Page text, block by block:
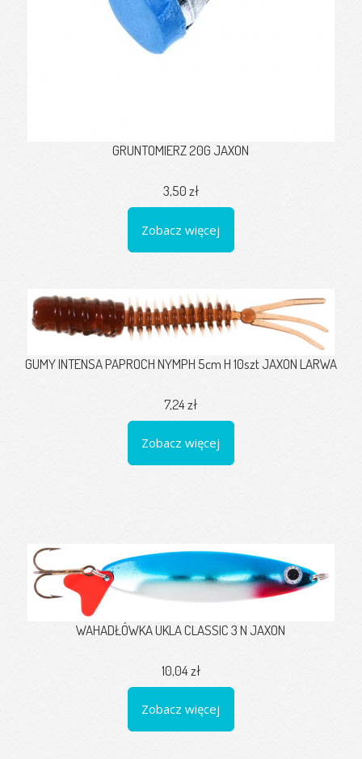
GRUNTOMIERZ 20G JAXON
3,50 zł
Zobacz więcej
GUMY INTENSA PAPROCH NYMPH 5cm H 10szt JAXON LARWA
7,24 zł
Zobacz więcej
WAHADŁÓWKA UKLA CLASSIC 3 N JAXON
10,04 zł
Zobacz więcej